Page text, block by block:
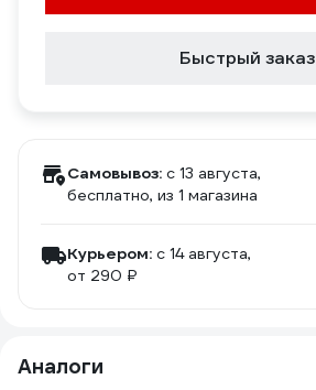
Быстрый заказ
Самовывоз: c 13 августа,
бесплатно, из 1 магазина
Курьером: c 14 августа,
от 290 ₽
Аналоги